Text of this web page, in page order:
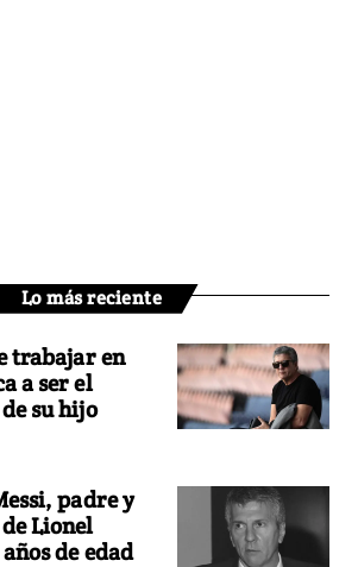
Lo más reciente
trabajar en
a ser el
su hijo
padre y
Lionel
de edad